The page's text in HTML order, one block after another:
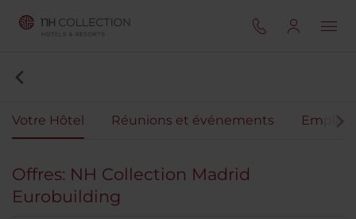
Votre Hôtel Réunions et événements
Offres: NH Collection Madrid
Eurobuilding